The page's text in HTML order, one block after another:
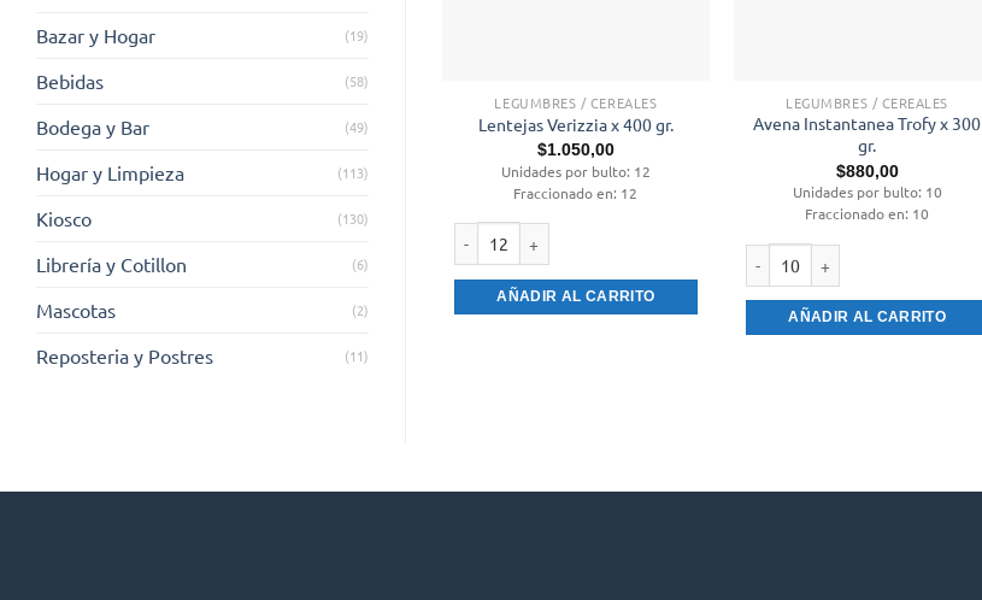
Bazar y Hogar (19)
Bebidas (58)
Bodega y Bar (49)
Hogar y Limpieza (113)
Kiosco (130)
Librería y Cotillon (6)
Mascotas (2)
Reposteria y Postres (11)
LEGUMBRES / CEREALES
Lentejas Verizzia x 400 gr.
$1.050,00
Unidades por bulto: 12
Fraccionado en: 12
AÑADIR AL CARRITO
LEGUMBRES / CEREALES
Avena Instantanea Trofy x 300
gr.
$880,00
Unidades por bulto: 10
Fraccionado en: 10
AÑADIR AL CARRITO